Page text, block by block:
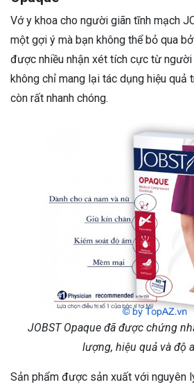
Vớ y khoa cho người giãn tĩnh mạch
một gợi ý mà bạn không thể bỏ qua
được nhiều nhận xét tích cực từ
không chỉ mang lại tác dụng hiệu quả
còn rất nhanh chóng.
JOBST Opaque đã được chứng
lượng, hiệu quả và độ
Sản phẩm được sản xuất với nguyên